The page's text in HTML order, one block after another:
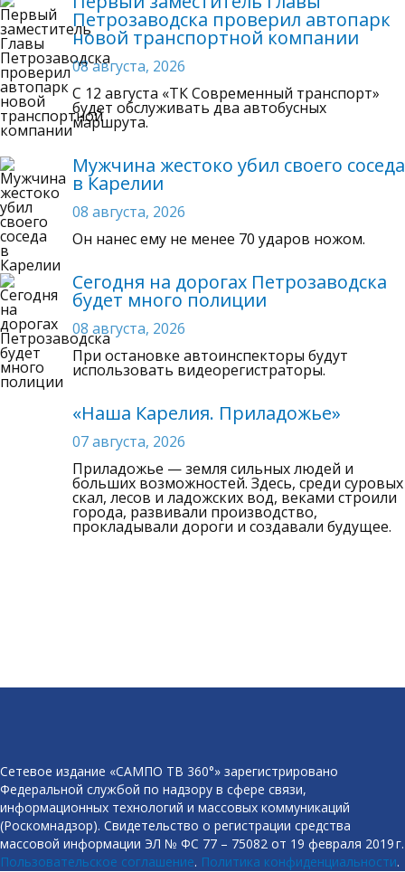
Петрозаводска проверил автопарк
новой транспортной компании
08 августа, 2026
C 12 августа «ТК Современный транспорт»
будет обслуживать два автобусных
маршрута.
Мужчина жестоко убил своего соседа
в Карелии
08 августа, 2026
Он нанес ему не менее 70 ударов ножом.
Сегодня на дорогах Петрозаводска
будет много полиции
08 августа, 2026
При остановке автоинспекторы будут
использовать видеорегистраторы.
«Наша Карелия. Приладожье»
07 августа, 2026
Приладожье — земля сильных людей и
больших возможностей. Здесь, среди суровых
скал, лесов и ладожских вод, веками строили
города, развивали производство,
прокладывали дороги и создавали будущее.
Сетевое издание «САМПО ТВ 360°» зарегистрировано
Федеральной службой по надзору в сфере связи,
информационных технологий и массовых коммуникаций
(Роскомнадзор). Свидетельство о регистрации средства
массовой информации ЭЛ № ФС 77 – 75082 от 19 февраля 2019 г.
Пользовательское соглашение. Политика конфиденциальности.